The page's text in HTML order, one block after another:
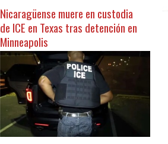
Nicaragüense muere en custodia
de ICE en Texas tras detención en
Minneapolis